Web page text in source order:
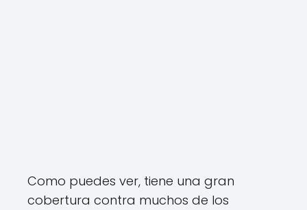
Como puedes ver, tiene una gran
cobertura contra muchos de los